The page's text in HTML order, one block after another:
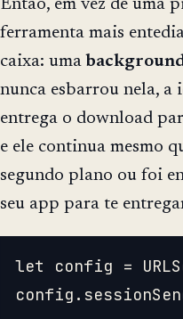
Então, em vez de uma
ferramenta mais
caixa: uma
nunca esbarrou nela, a
entrega o download
e ele continua mesmo
segundo plano ou foi
seu app para te
let config =